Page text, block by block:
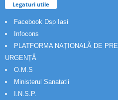
Legaturi utile
Facebook Dsp Iasi
Infocons
PLATFORMA NAȚIONALĂ DE
URGENȚĂ
O.M.S
Ministerul Sanatatii
I.N.S.P.